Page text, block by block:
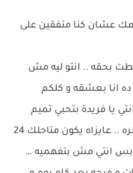
عشان كنا متفقين على
بحقه .. انتو ليه مش
ده انا بعشقه و كلكم
يا فريدة بتحبي تميم
بس مش بتفكري بوجهة نظره .. عايزاه يكون متاحلك 24
انتي مش بتفهميه …